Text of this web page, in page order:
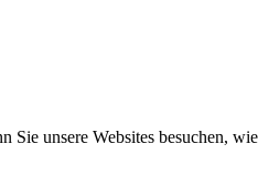
unsere Websites besuchen,